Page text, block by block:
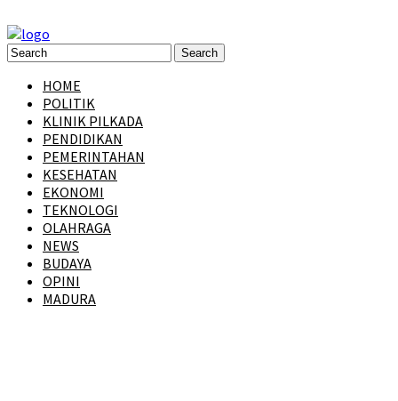
HOME
POLITIK
KLINIK PILKADA
PENDIDIKAN
PEMERINTAHAN
KESEHATAN
EKONOMI
TEKNOLOGI
OLAHRAGA
NEWS
BUDAYA
OPINI
MADURA